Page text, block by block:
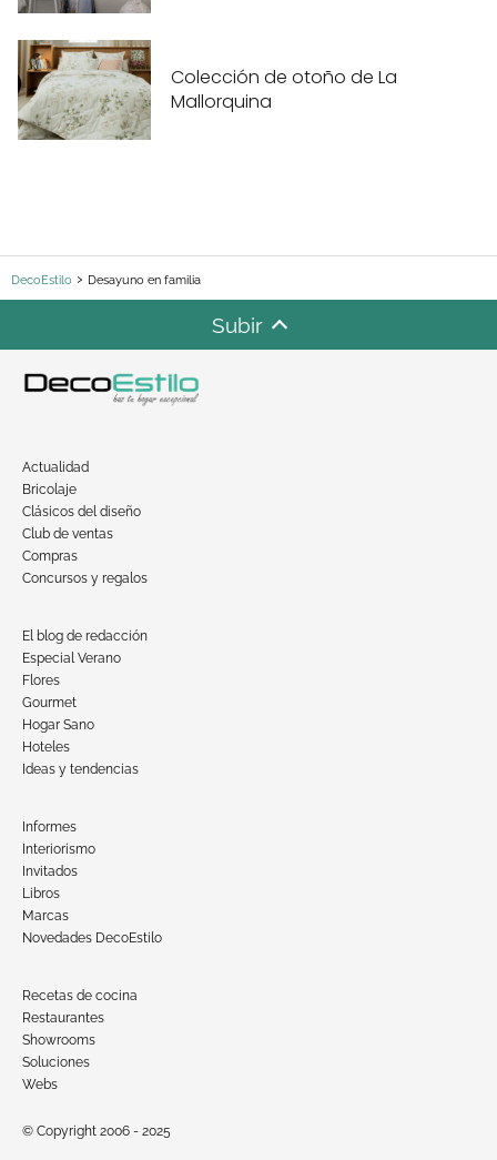
Colección de otoño de La
Mallorquina
DecoEstilo Desayuno en familia
Subir
Actualidad
Bricolaje
Clásicos del diseño
Club de ventas
Compras
Concursos y regalos
El blog de redacción
Especial Verano
Flores
Gourmet
Hogar Sano
Hoteles
Ideas y tendencias
Informes
Interiorismo
Invitados
Libros
Marcas
Novedades DecoEstilo
Recetas de cocina
Restaurantes
Showrooms
Soluciones
Webs
© Copyright 2006 - 2025